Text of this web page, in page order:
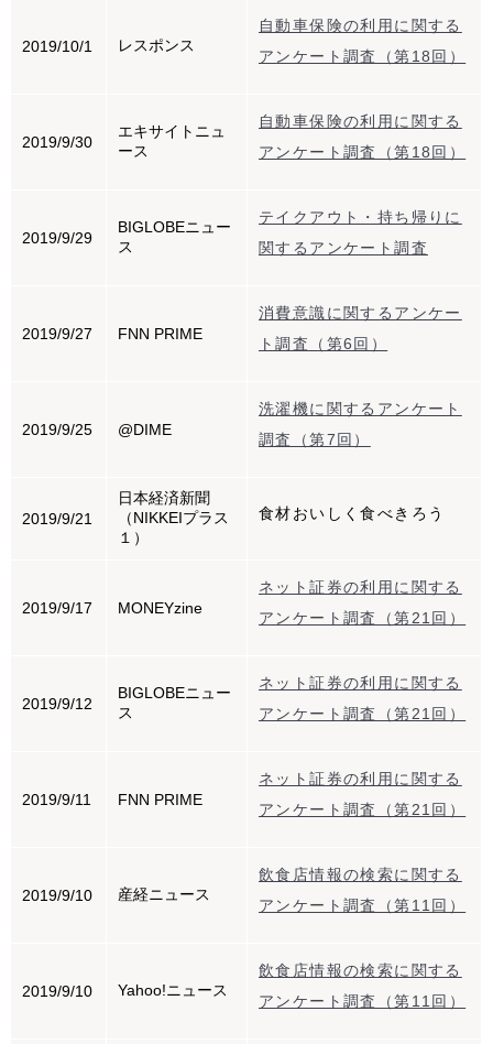
2019/10/1 レスポンス
自動車保険の利用に関する
アンケート調査（第18回）
2019/9/30
エキサイトニュ
ース
自動車保険の利用に関する
アンケート調査（第18回）
2019/9/29
BIGLOBEニュー
ス
テイクアウト・持ち帰りに
関するアンケート調査
2019/9/27 FNN PRIME
消費意識に関するアンケー
ト調査（第6回）
2019/9/25 @DIME
洗濯機に関するアンケート
調査（第7回）
2019/9/21
日本経済新聞
（NIKKEIプラス
１）
食材おいしく食べきろう
2019/9/17 MONEYzine
ネット証券の利用に関する
アンケート調査（第21回）
2019/9/12
BIGLOBEニュー
ス
ネット証券の利用に関する
アンケート調査（第21回）
2019/9/11 FNN PRIME
ネット証券の利用に関する
アンケート調査（第21回）
2019/9/10 産経ニュース
飲食店情報の検索に関する
アンケート調査（第11回）
2019/9/10 Yahoo!ニュース
飲食店情報の検索に関する
アンケート調査（第11回）